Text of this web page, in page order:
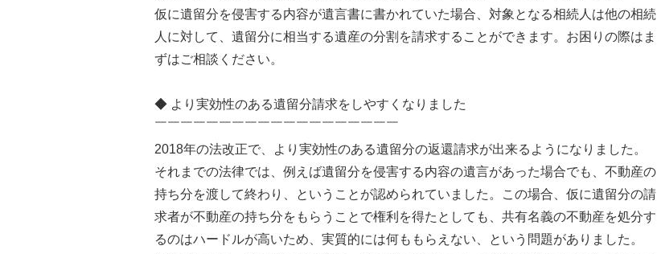
仮に遺留分を侵害する内容が遺言書に書かれていた場合、対象となる相続人は他の相続
人に対して、遺留分に相当する遺産の分割を請求することができます。お困りの際はま
ずはご相談ください。
◆ より実効性のある遺留分請求をしやすくなりました
￣￣￣￣￣￣￣￣￣￣￣￣￣￣￣￣￣￣￣
2018年の法改正で、より実効性のある遺留分の返還請求が出来るようになりました。
それまでの法律では、例えば遺留分を侵害する内容の遺言があった場合でも、不動産の
持ち分を渡して終わり、ということが認められていました。この場合、仮に遺留分の請
求者が不動産の持ち分をもらうことで権利を得たとしても、共有名義の不動産を処分す
るのはハードルが高いため、実質的には何ももらえない、という問題がありました。